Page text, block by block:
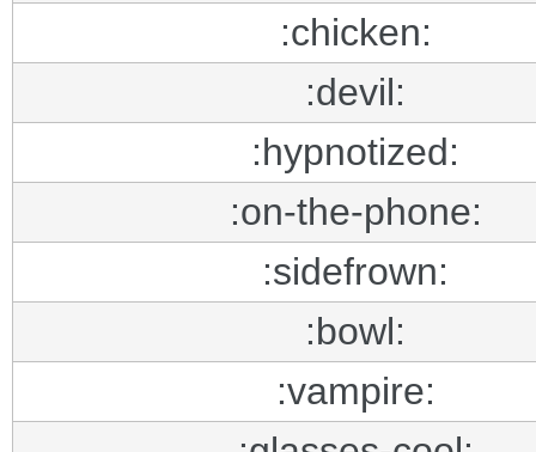
:chicken:
:devil:
:hypnotized:
:on-the-phone:
:sidefrown:
:bowl:
:vampire: